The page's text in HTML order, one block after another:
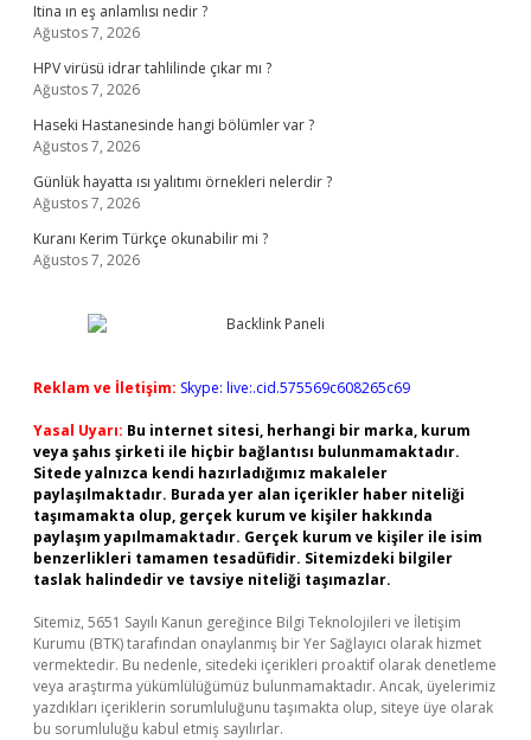
Itina ın eş anlamlısı nedir ?
Ağustos 7, 2026
HPV virüsü idrar tahlilinde çıkar mı ?
Ağustos 7, 2026
Haseki Hastanesinde hangi bölümler var ?
Ağustos 7, 2026
Günlük hayatta ısı yalıtımı örnekleri nelerdir ?
Ağustos 7, 2026
Kuranı Kerim Türkçe okunabilir mi ?
Ağustos 7, 2026
Reklam ve İletişim: Skype: live:.cid.575569c608265c69
Yasal Uyarı: Bu internet sitesi, herhangi bir marka, kurum
veya şahıs şirketi ile hiçbir bağlantısı bulunmamaktadır.
Sitede yalnızca kendi hazırladığımız makaleler
paylaşılmaktadır. Burada yer alan içerikler haber niteliği
taşımamakta olup, gerçek kurum ve kişiler hakkında
paylaşım yapılmamaktadır. Gerçek kurum ve kişiler ile isim
benzerlikleri tamamen tesadüfidir. Sitemizdeki bilgiler
taslak halindedir ve tavsiye niteliği taşımazlar.
Sitemiz, 5651 Sayılı Kanun gereğince Bilgi Teknolojileri ve İletişim
Kurumu (BTK) tarafından onaylanmış bir Yer Sağlayıcı olarak hizmet
vermektedir. Bu nedenle, sitedeki içerikleri proaktif olarak denetleme
veya araştırma yükümlülüğümüz bulunmamaktadır. Ancak, üyelerimiz
yazdıkları içeriklerin sorumluluğunu taşımakta olup, siteye üye olarak
bu sorumluluğu kabul etmiş sayılırlar.